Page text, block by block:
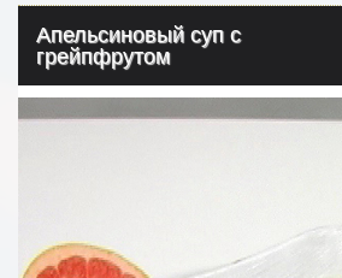
Апельсиновый суп с
грейпфрутом